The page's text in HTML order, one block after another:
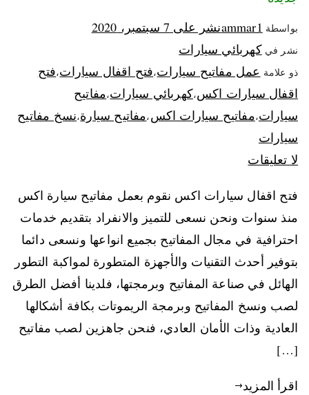
بواسطة ammar1نشر على 7 سبتمبر، 2020
نشر في كهربائي سيارات
ذو علامة عمل مفاتيح سيارات،فتح اقفال سيارات،فتح
اقفال سيارات اكس،كهربائي سيارات،مفاتيح
سيارات،مفاتيح سيارات اكس،مفاتيح سيارة،نسخ مفاتيح
سيارات
لا تعليقات
فتح اقفال سيارات اكس نقوم بعمل مفاتيح سيارة اكس
منذ سنوات ونحن نسعى للتميز والانفراد بتقديم خدمات
احترافية في مجال المفاتيح بجميع انواعها ونسعى دائما
بتوفير أحدث التقنيات والأجهزة المتطورة لمواكبة التطور
الهائل في صناعة المفاتيح وبرمجتها، فلدينا أفضل الطرق
لصب ونسخ المفاتيح وبرمجة الريموتات بكافة أشكالها
العادية وذات الأمان العادي، فنحن جاهزين لصب مفاتيح
[…]
اقرأ المزيد